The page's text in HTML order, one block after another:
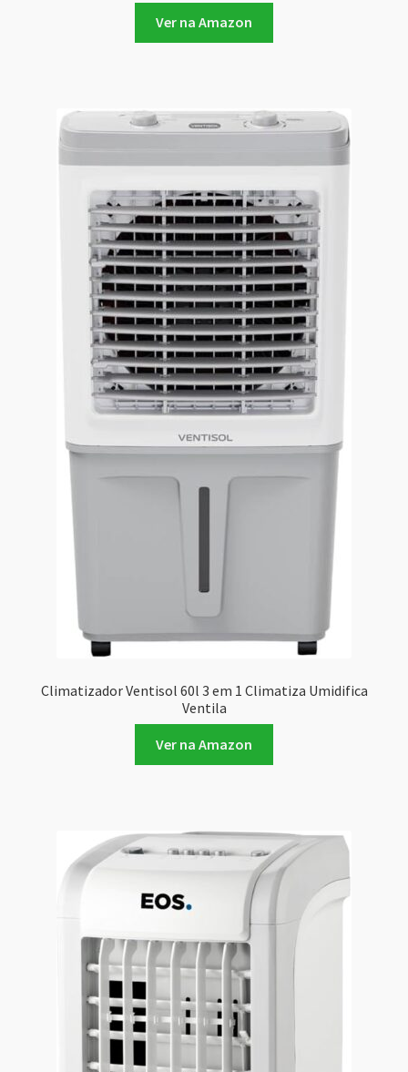
Ver na Amazon
Climatizador Ventisol 60l 3 em 1 Climatiza Umidifica
Ventila
Ver na Amazon